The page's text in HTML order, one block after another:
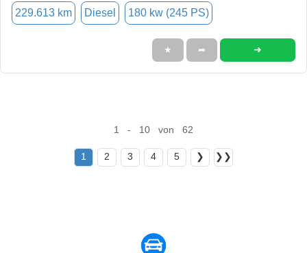
229.613 km Diesel 180 kw (245 PS)
★ ➦ ➜
1 - 10 von 62
1 2 3 4 5 ❯ ❯❯